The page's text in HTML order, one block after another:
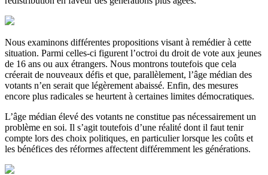
Nous examinons différentes propositions visant à remédier à cette
situation. Parmi celles-ci figurent l’octroi du droit de vote aux jeunes
de 16 ans ou aux étrangers. Nous montrons toutefois que cela
créerait de nouveaux défis et que, parallèlement, l’âge médian des
votants n’en serait que légèrement abaissé. Enfin, des mesures
encore plus radicales se heurtent à certaines limites démocratiques.
L’âge médian élevé des votants ne constitue pas nécessairement un
problème en soi. Il s’agit toutefois d’une réalité dont il faut tenir
compte lors des choix politiques, en particulier lorsque les coûts et
les bénéfices des réformes affectent différemment les générations.